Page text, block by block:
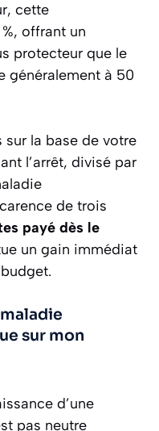
cette
offrant un
protecteur que le
généralement à 50
la base de votre
l’arrêt, divisé par
de trois
payé dès le
un gain immédiat
sur mon
d’une
pas neutre